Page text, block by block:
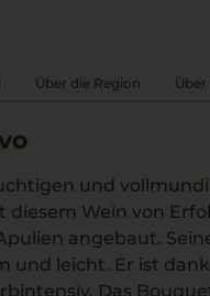
Über die Region
und
diesem Wein von
angebaut.
und leicht. Er ist
Das